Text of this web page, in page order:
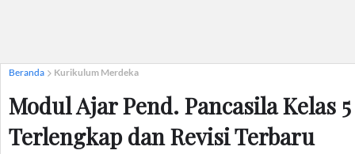
Beranda Kurikulum Merdeka
Modul Ajar Pend. Pancasila Kelas 5
Terlengkap dan Revisi Terbaru